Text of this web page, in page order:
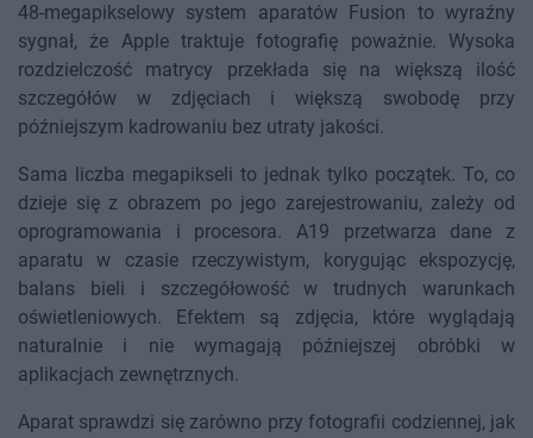
48-megapikselowy system aparatów Fusion to wyraźny
sygnał, że Apple traktuje fotografię poważnie. Wysoka
rozdzielczość matrycy przekłada się na większą ilość
szczegółów w zdjęciach i większą swobodę przy
późniejszym kadrowaniu bez utraty jakości.
Sama liczba megapikseli to jednak tylko początek. To, co
dzieje się z obrazem po jego zarejestrowaniu, zależy od
oprogramowania i procesora. A19 przetwarza dane z
aparatu w czasie rzeczywistym, korygując ekspozycję,
balans bieli i szczegółowość w trudnych warunkach
oświetleniowych. Efektem są zdjęcia, które wyglądają
naturalnie i nie wymagają późniejszej obróbki w
aplikacjach zewnętrznych.
Aparat sprawdzi się zarówno przy fotografii codziennej, jak